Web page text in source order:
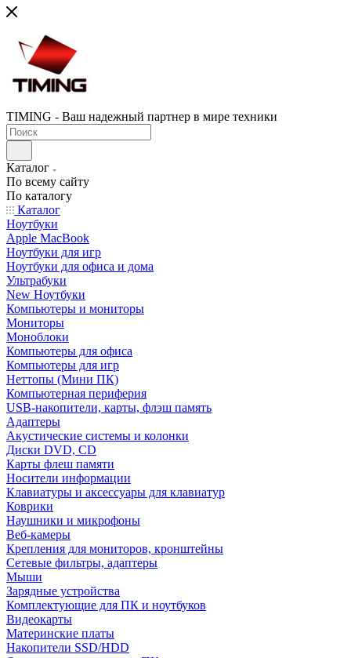
TIMING - Ваш надежный партнер в мире техники
Каталог
По всему сайту
По каталогу
Каталог
Ноутбуки
Apple MacBook
Ноутбуки для игр
Ноутбуки для офиса и дома
Ультрабуки
New Ноутбуки
Компьютеры и мониторы
Мониторы
Моноблоки
Компьютеры для офиса
Компьютеры для игр
Неттопы (Мини ПК)
Компьютерная периферия
USB-накопители, карты, флэш память
Адаптеры
Акустические системы и колонки
Диски DVD, CD
Карты флеш памяти
Носители информации
Клавиатуры и аксессуары для клавиатур
Коврики
Наушники и микрофоны
Веб-камеры
Крепления для мониторов, кронштейны
Сетевые фильтры, адаптеры
Мыши
Зарядные устройства
Комплектующие для ПК и ноутбуков
Видеокарты
Материнские платы
Накопители SSD/HDD